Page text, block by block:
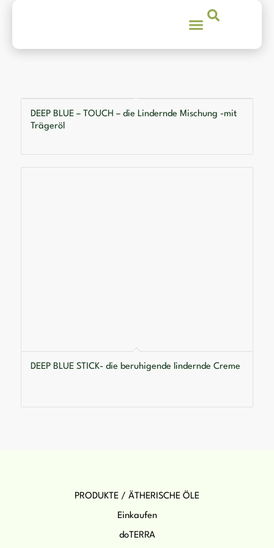
DEEP BLUE – TOUCH – die Lindernde Mischung -mit
Trägeröl
DEEP BLUE STICK- die beruhigende lindernde Creme
PRODUKTE / ÄTHERISCHE ÖLE
Einkaufen
doTERRA